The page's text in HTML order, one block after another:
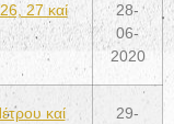
27 καί
28-
06-
2020
καί
29-